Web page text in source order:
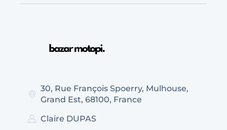
30, Rue François Spoerry, Mulhouse,
Grand Est, 68100, France
Claire DUPAS